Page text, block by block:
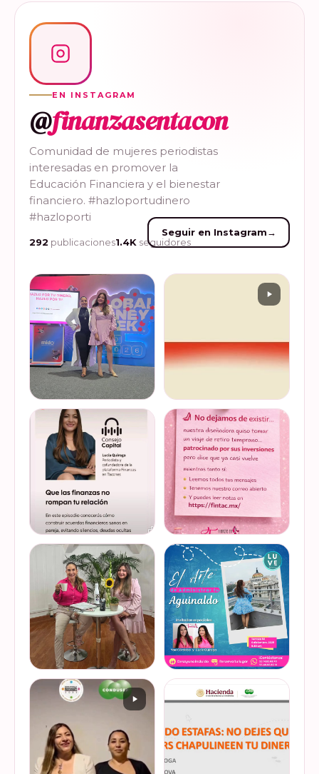
EN INSTAGRAM
@finanzasentacon
Comunidad de mujeres periodistas
interesadas en promover la
Educación Financiera y el bienestar
financiero. #hazloportudinero
#hazloporti
292 publicaciones1.4K seguidores
Seguir en Instagram→
Felices de haber sido
invitadas, por cuarto año
consecutivo, a participar en
la Global Money Week, una
iniciativa que impulsa la
educación f…
VER EN
INSTAGRAM
Del 17 al 22 de marzo se
lleva a cabo la Global
Money Week 2026 (Semana
Mundial del Dinero).
Finanzas en Tacones
somos parte de esta
Jornada…
VER EN
INSTAGRAM
@lucyquiroga tuvo la
oportunidad de conversar
con la gran Ilana Sod, en el
#podcast Consejo Capital
de @scotiabankmx Gracias
por la invitac…
VER EN
INSTAGRAM
Prometemos que no
desaparecimos… solo
estamos reorganizando
todo (y esperando a que el
diseñador vuelva del retiro
😅). No estamos publicand…
VER EN
INSTAGRAM
De cuando te toca ser la
entrevistada. Un placer
platicar con Esther Luiselli
de tus finanzas en la serie
de "Mu…
VER EN
INSTAGRAM
mejor forma de gestionar
ese dinero extra de fin de
ahorro o aguinaldo, es un
dinero…
VER EN
INSTAGRAM